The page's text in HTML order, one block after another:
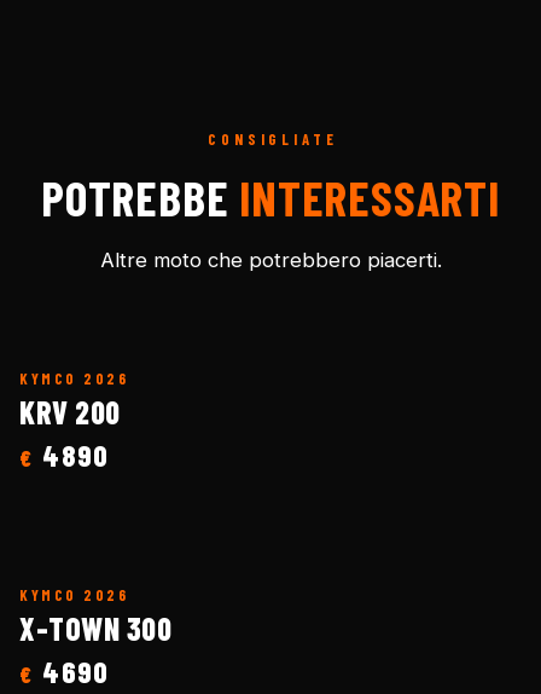
CONSIGLIATE
POTREBBE INTERESSARTI
Altre moto che potrebbero piacerti.
KYMCO 2026
KRV 200
€ 4890
KYMCO 2026
X-TOWN 300
€ 4690